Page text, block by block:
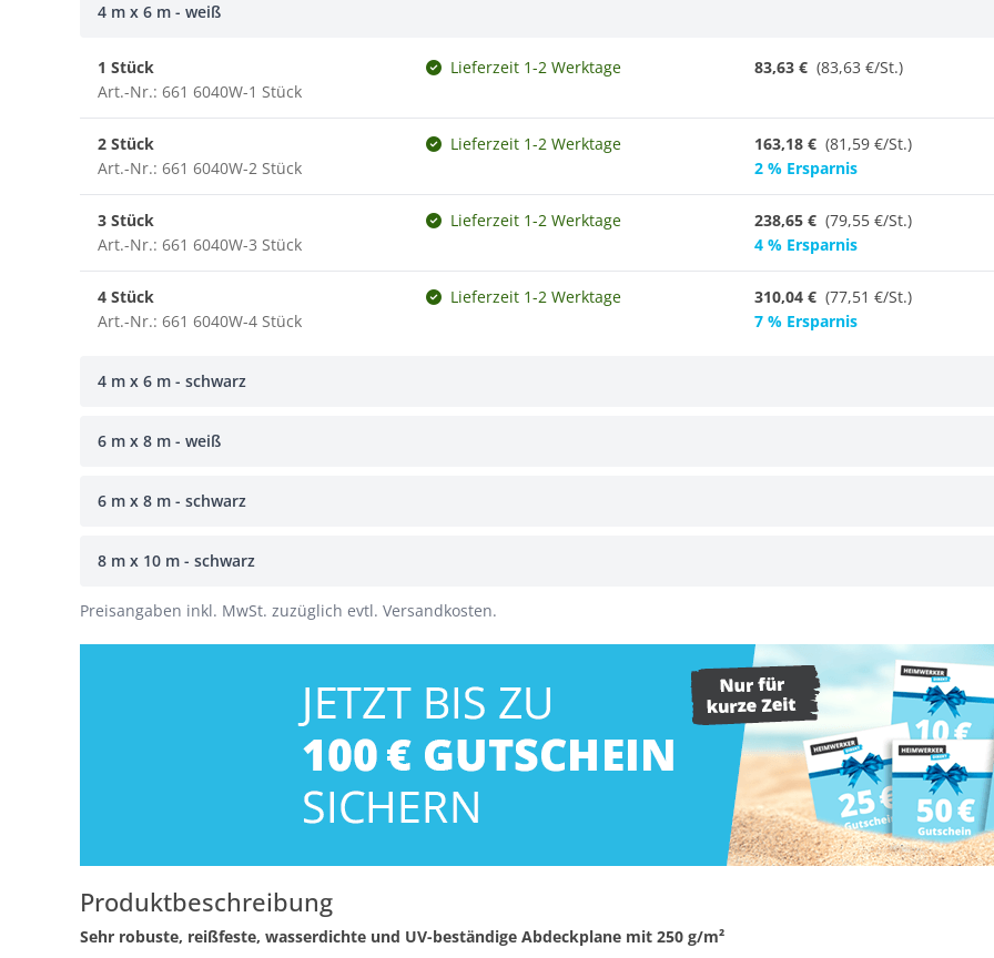
4 m x 6 m - weiß
1 Stück
Art.-Nr.: 661 6040W-1 Stück
Lieferzeit 1-2 Werktage 83,63 € (83,63 €/St.)
2 Stück
Art.-Nr.: 661 6040W-2 Stück
Lieferzeit 1-2 Werktage 163,18 € (81,59 €/St.)
2 % Ersparnis
3 Stück
Art.-Nr.: 661 6040W-3 Stück
Lieferzeit 1-2 Werktage 238,65 € (79,55 €/St.)
4 % Ersparnis
4 Stück
Art.-Nr.: 661 6040W-4 Stück
Lieferzeit 1-2 Werktage 310,04 € (77,51 €/St.)
7 % Ersparnis
4 m x 6 m - schwarz
6 m x 8 m - weiß
6 m x 8 m - schwarz
8 m x 10 m - schwarz
Preisangaben inkl. MwSt. zuzüglich evtl. Versandkosten.
Produktbeschreibung
Sehr robuste, reißfeste, wasserdichte und UV-beständige Abdeckplane mit 250 g/m²